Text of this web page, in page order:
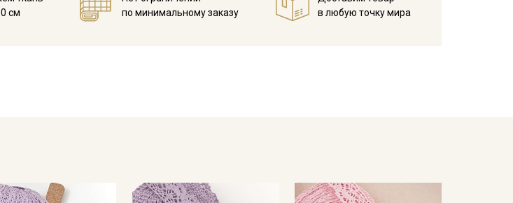
см
по минимальному заказу
в любую точку мира